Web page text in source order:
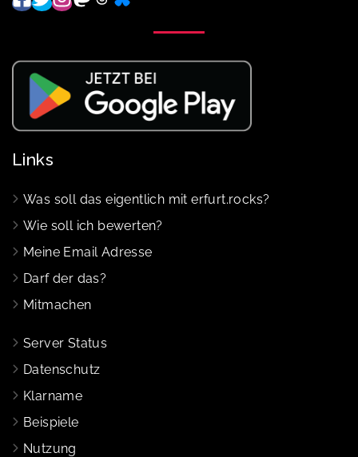
Links
Was soll das eigentlich mit erfurt.rocks?
Wie soll ich bewerten?
Meine Email Adresse
Darf der das?
Mitmachen
Server Status
Datenschutz
Klarname
Beispiele
Nutzung